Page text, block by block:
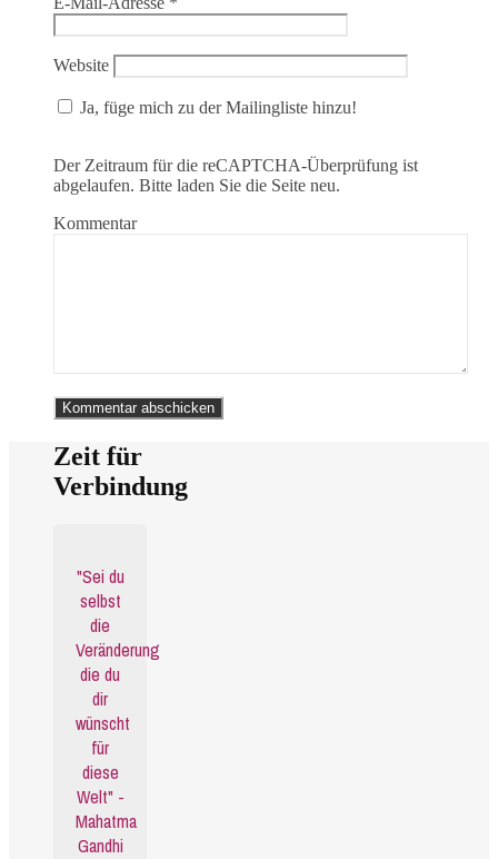
Website
Ja, füge mich zu der Mailingliste hinzu!
Der Zeitraum für die reCAPTCHA-Überprüfung ist
abgelaufen. Bitte laden Sie die Seite neu.
Kommentar
Zeit für
Verbindung
"Sei du
selbst
die
Veränderung
die du
dir
wünscht
für
diese
Welt" -
Mahatma
Gandhi